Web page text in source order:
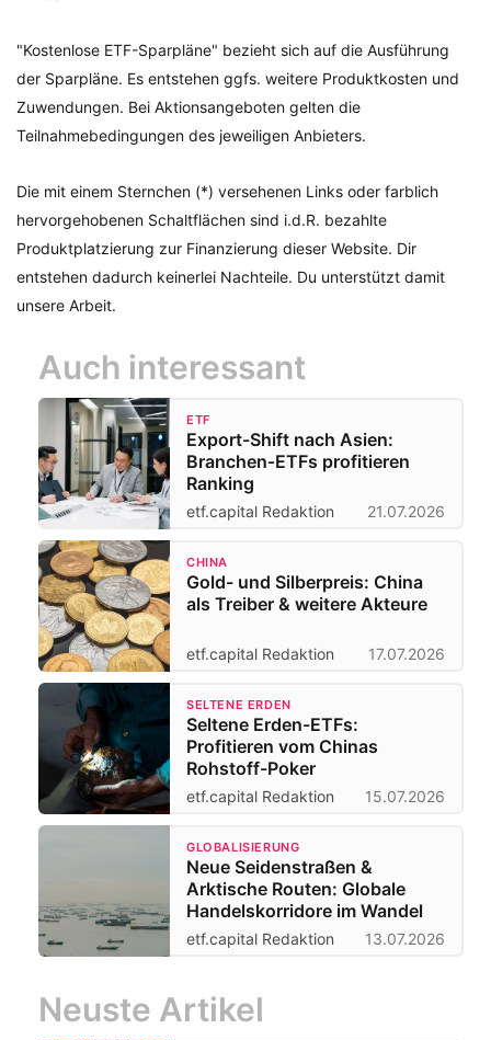
"Kostenlose ETF-Sparpläne" bezieht sich auf die Ausführung
der Sparpläne. Es entstehen ggfs. weitere Produktkosten und
Zuwendungen. Bei Aktionsangeboten gelten die
Teilnahmebedingungen des jeweiligen Anbieters.
Die mit einem Sternchen (*) versehenen Links oder farblich
hervorgehobenen Schaltflächen sind i.d.R. bezahlte
Produktplatzierung zur Finanzierung dieser Website. Dir
entstehen dadurch keinerlei Nachteile. Du unterstützt damit
unsere Arbeit.
Auch interessant
ETF
Export-Shift nach Asien:
Branchen‑ETFs profitieren
Ranking
etf.capital Redaktion 21.07.2026
CHINA
Gold- und Silberpreis: China
als Treiber & weitere Akteure
etf.capital Redaktion 17.07.2026
SELTENE ERDEN
Seltene Erden-ETFs:
Profitieren vom Chinas
Rohstoff-Poker
etf.capital Redaktion 15.07.2026
GLOBALISIERUNG
Neue Seidenstraßen &
Arktische Routen: Globale
Handelskorridore im Wandel
etf.capital Redaktion 13.07.2026
Neuste Artikel